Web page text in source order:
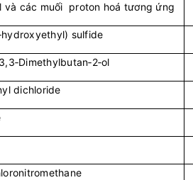
và các muối proton hoá tương ứng
sulfide
dichloride
chloride
cyanide